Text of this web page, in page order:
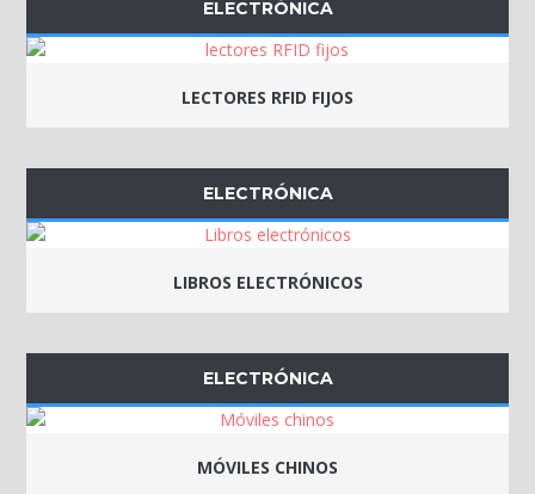
ELECTRÓNICA
LECTORES RFID FIJOS
ELECTRÓNICA
LIBROS ELECTRÓNICOS
ELECTRÓNICA
MÓVILES CHINOS